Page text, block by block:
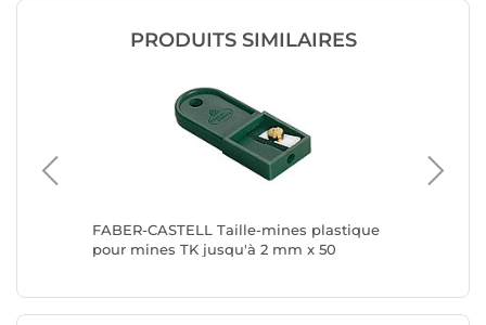
PRODUITS SIMILAIRES
FABER-CASTELL Taille-mines plastique
pour mines TK jusqu'à 2 mm x 50